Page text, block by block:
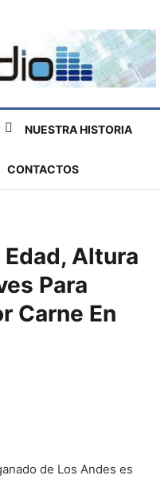
NUESTRA HISTORIA
CONTACTOS
Edad, Altura
Para
Carne En
de Los Andes es